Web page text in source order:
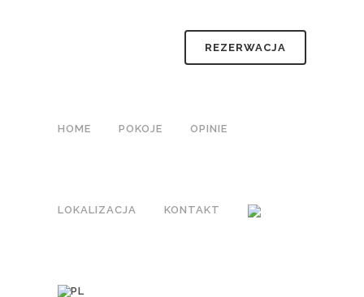
REZERWACJA
HOME POKOJE OPINIE
LOKALIZACJA KONTAKT